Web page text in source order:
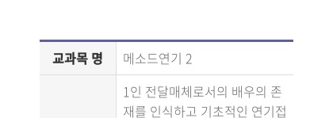
교과목 명 메소드연기 2
1인 전달매체로서의 배우의 존
재를 인식하고 기초적인 연기접